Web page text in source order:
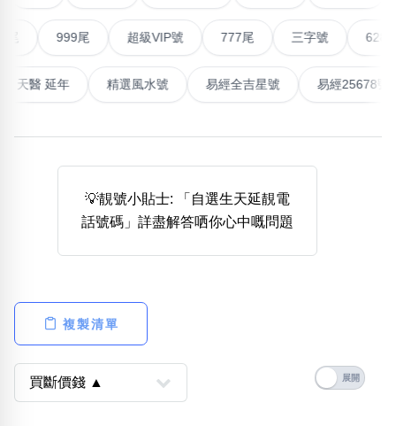
清除全部分類
搜尋
無5字
多8字 9888頭 二字號
三字號
清除全部分類
幸運號分類
超級VIP號 777尾 三字號 6288頭
高能量生氣 天醫 延年 精選風水號 易經全吉星號 易
💡靚號小貼士: 「自選生天延靚電
話號碼」詳盡解答哂你心中嘅問題
複製清單